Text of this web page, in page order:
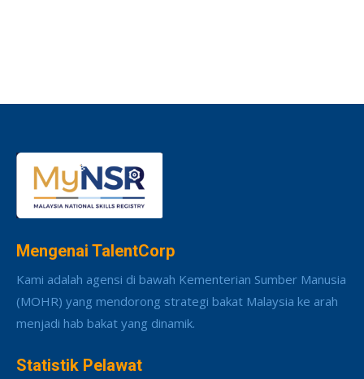
Mengenai TalentCorp
Kami adalah agensi di bawah Kementerian Sumber Manusia
(MOHR) yang mendorong strategi bakat Malaysia ke arah
menjadi hab bakat yang dinamik.
Statistik Pelawat